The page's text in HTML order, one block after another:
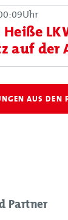
Heiße
auf der
AUS DEN
Partner